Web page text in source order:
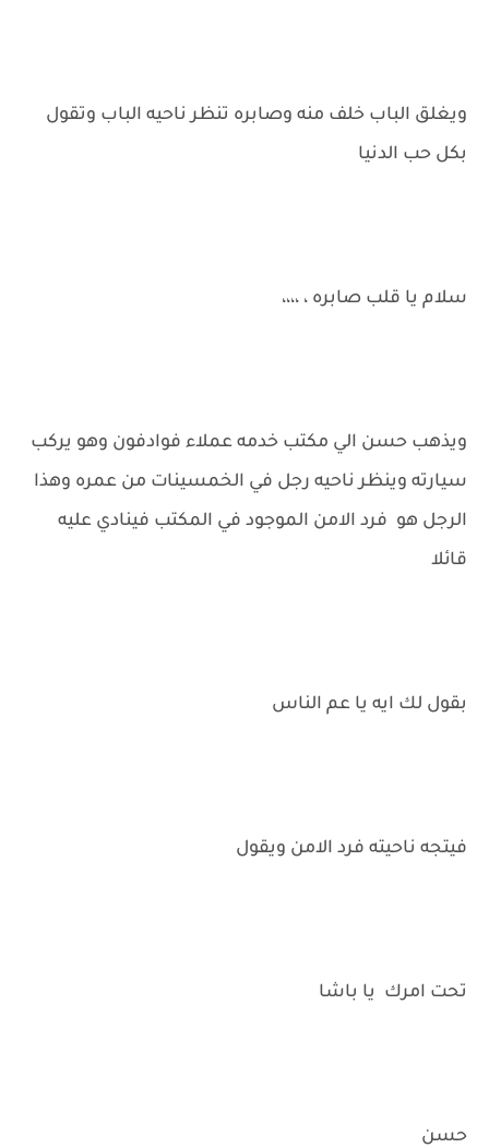
ويغلق الباب خلف منه وصابره تنظر ناحيه الباب وتقول
بكل حب الدنيا
سلام يا قلب صابره ، ،،،،
ويذهب حسن الي مكتب خدمه عملاء فوادفون وهو يركب
سيارته وينظر ناحيه رجل في الخمسينات من عمره وهذا
الرجل هو فرد الامن الموجود في المكتب فينادي عليه
قائلا
بقول لك ايه يا عم الناس
فيتجه ناحيته فرد الامن ويقول
تحت امرك يا باشا
حسن